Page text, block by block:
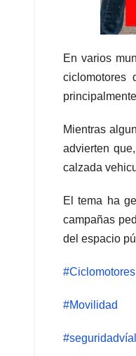
En varios
ciclomotores
Mientras
advierten
calzada
El tema ha
campañas
del espacio
#Ciclomotores
#Movilidad
#seguridadvíal